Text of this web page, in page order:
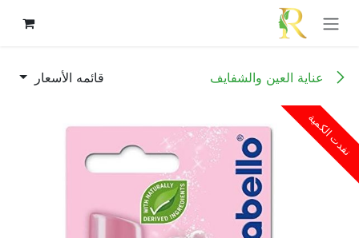
تخطي للذهاب إلى المحتوى
عناية العين والشفايف قائمه الأسعار
نفدت الكمية